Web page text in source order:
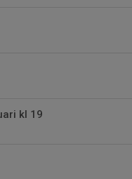
kl 19